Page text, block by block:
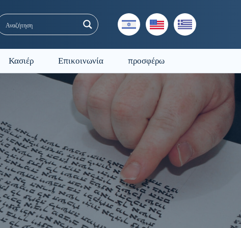
Κασιέρ Επικοινωνία προσφέρω